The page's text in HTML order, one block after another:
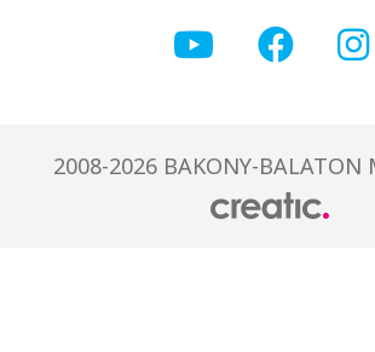
2008-2026 BAKONY-BALATON